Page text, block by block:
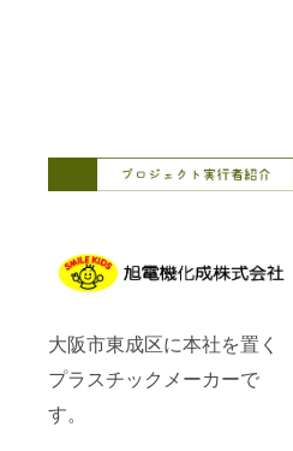
大阪市東成区に本社を置く
プラスチックメーカーで
す。